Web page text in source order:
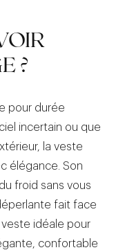
?
pour durée
incertain ou que
la veste
élégance. Son
froid sans vous
fait face
veste idéale pour
confortable